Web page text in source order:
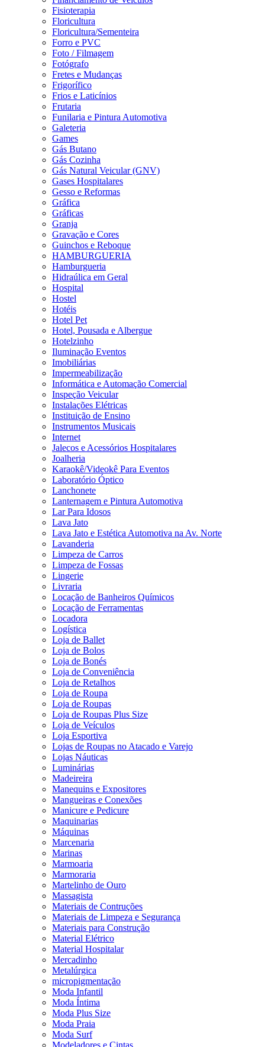
Fisioterapia
Floricultura
Floricultura/Sementeira
Forro e PVC
Foto / Filmagem
Fotógrafo
Fretes e Mudanças
Frigorífico
Frios e Laticínios
Frutaria
Funilaria e Pintura Automotiva
Galeteria
Games
Gás Butano
Gás Cozinha
Gás Natural Veicular (GNV)
Gases Hospitalares
Gesso e Reformas
Gráfica
Gráficas
Granja
Gravação e Cores
Guinchos e Reboque
HAMBURGUERIA
Hamburgueria
Hidraúlica em Geral
Hospital
Hostel
Hotéis
Hotel Pet
Hotel, Pousada e Albergue
Hotelzinho
Iluminação Eventos
Imobiliárias
Impermeabilização
Informática e Automação Comercial
Inspeção Veicular
Instalações Elétricas
Instituição de Ensino
Instrumentos Musicais
Internet
Jalecos e Acessórios Hospitalares
Joalheria
Karaokê/Videokê Para Eventos
Laboratório Óptico
Lanchonete
Lanternagem e Pintura Automotiva
Lar Para Idosos
Lava Jato
Lava Jato e Estética Automotiva na Av. Norte
Lavanderia
Limpeza de Carros
Limpeza de Fossas
Lingerie
Livraria
Locação de Banheiros Químicos
Locação de Ferramentas
Locadora
Logística
Loja de Ballet
Loja de Bolos
Loja de Bonés
Loja de Conveniência
Loja de Retalhos
Loja de Roupa
Loja de Roupas
Loja de Roupas Plus Size
Loja de Veículos
Loja Esportiva
Lojas de Roupas no Atacado e Varejo
Lojas Náuticas
Luminárias
Madeireira
Manequins e Expositores
Mangueiras e Conexões
Manicure e Pedicure
Maquinarias
Máquinas
Marcenaria
Marinas
Marmoaria
Marmoraria
Martelinho de Ouro
Massagista
Materiais de Contruções
Materiais de Limpeza e Segurança
Materiais para Construção
Material Elétrico
Material Hospitalar
Mercadinho
Metalúrgica
micropigmentação
Moda Infantil
Moda Íntima
Moda Plus Size
Moda Praia
Moda Surf
Modeladores e Cintas